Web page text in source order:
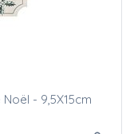
- 9,5X15cm